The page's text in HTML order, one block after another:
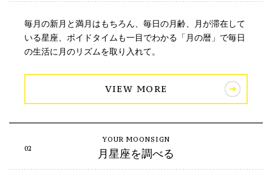
毎月の新月と満月はもちろん、毎日の月齢、月が滞在して
いる星座、ボイドタイムも一目でわかる「月の暦」で毎日
の生活に月のリズムを取り入れて。
VIEW MORE
月星座を調べる